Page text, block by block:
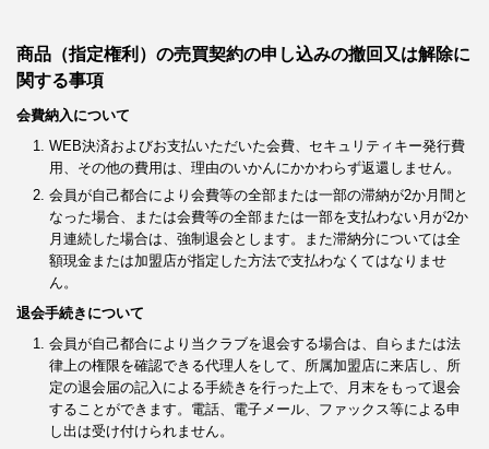
商品（指定権利）の売買契約の申し込みの撤回又は解除に
関する事項
会費納入について
WEB決済およびお支払いただいた会費、セキュリティキー発行費
用、その他の費用は、理由のいかんにかかわらず返還しません。
会員が自己都合により会費等の全部または一部の滞納が2か月間と
なった場合、または会費等の全部または一部を支払わない月が2か
月連続した場合は、強制退会とします。また滞納分については全
額現金または加盟店が指定した方法で支払わなくてはなりませ
ん。
退会手続きについて
会員が自己都合により当クラブを退会する場合は、自らまたは法
律上の権限を確認できる代理人をして、所属加盟店に来店し、所
定の退会届の記入による手続きを行った上で、月末をもって退会
することができます。電話、電子メール、ファックス等による申
し出は受け付けられません。